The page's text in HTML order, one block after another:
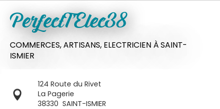
PerfectT'Elec38
COMMERCES,ARTISANS, ELECTRICIEN À SAINT-
ISMIER
124 Route du Rivet
La Pagerie
38330 SAINT-ISMIER